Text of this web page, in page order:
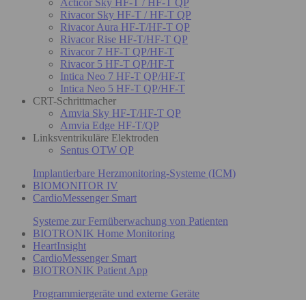
Rivacor Sky HF-T / HF-T QP
Rivacor Aura HF-T/HF-T QP
Rivacor Rise HF-T/HF-T QP
Rivacor 7 HF-T QP/HF-T
Rivacor 5 HF-T QP/HF-T
Intica Neo 7 HF-T QP/HF-T
Intica Neo 5 HF-T QP/HF-T
CRT-Schrittmacher
Amvia Sky HF-T/HF-T QP
Amvia Edge HF-T/QP
Linksventrikuläre Elektroden
Sentus OTW QP
Implantierbare Herzmonitoring-Systeme (ICM)
BIOMONITOR IV
CardioMessenger Smart
Systeme zur Fernüberwachung von Patienten
BIOTRONIK Home Monitoring
HeartInsight
CardioMessenger Smart
BIOTRONIK Patient App
Programmiergeräte und externe Geräte